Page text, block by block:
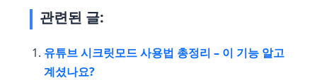
관련된 글:
유튜브 시크릿모드 사용법 총정리 – 이 기능 알고
계셨나요?